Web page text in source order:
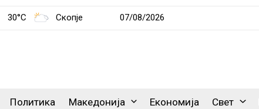
30°C Скопје 07/08/2026
Политика Македонија Економија Свет